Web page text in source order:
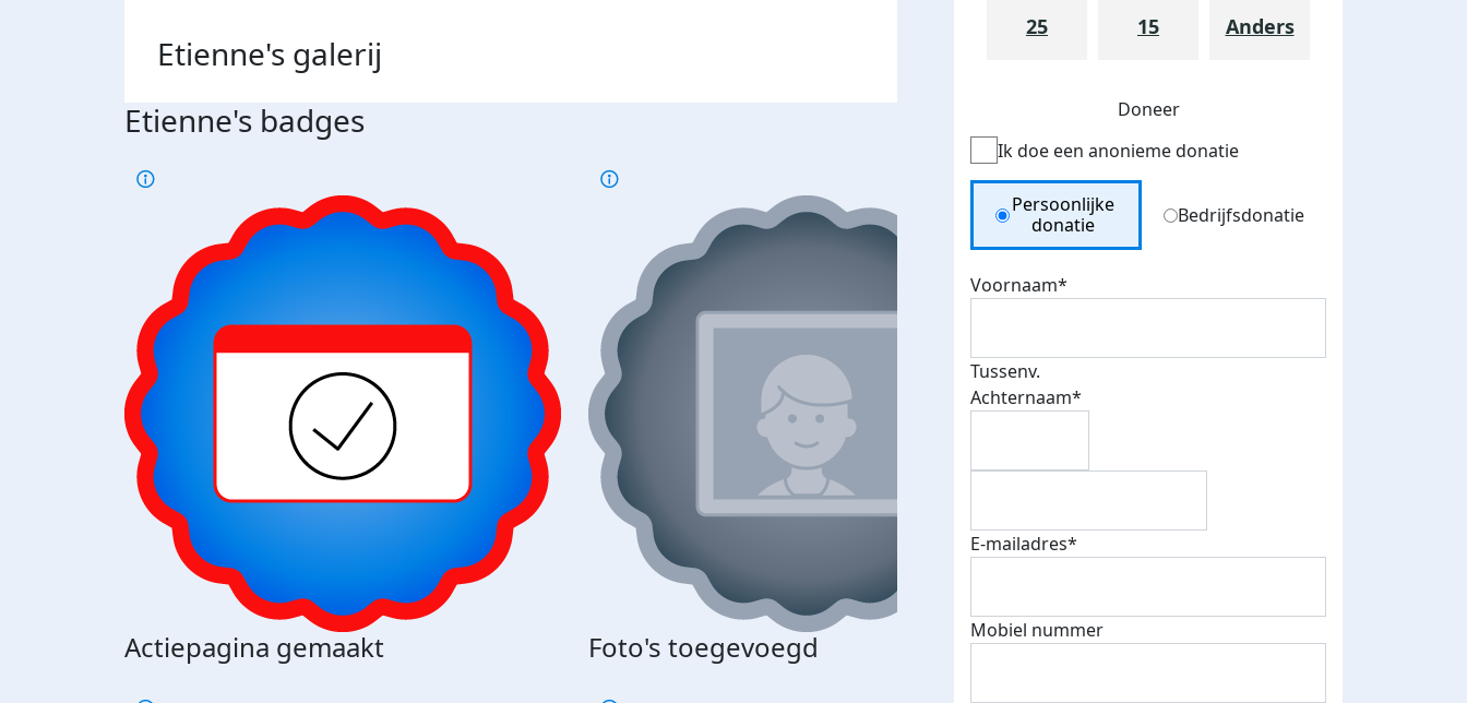
Etienne's galerij
Etienne's badges
Actiepagina gemaakt Foto's toegevoegd E-mails verstuurd
Bij 500 euro aan donaties ontvang
je je speciale KWF t-shirt!
25 15 Anders
Doneer
Ik doe een anonieme donatie
Donation Type
Persoonlijke
donatie
Bedrijfsdonatie
Voornaam*
Tussenv.
Achternaam*
E-mailadres*
Mobiel nummer